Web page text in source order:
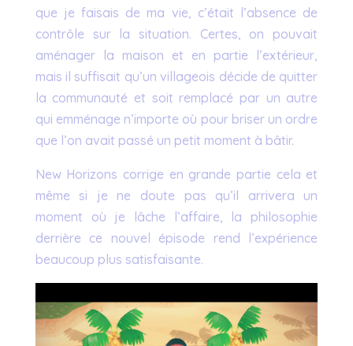
que je faisais de ma vie, c’était l’absence de
contrôle sur la situation. Certes, on pouvait
aménager la maison et en partie l’extérieur,
mais il suffisait qu’un villageois décide de quitter
la communauté et soit remplacé par un autre
qui emménage n’importe où pour briser un ordre
que l’on avait passé un petit moment à bâtir.
New Horizons corrige en grande partie cela et
même si je ne doute pas qu’il arrivera un
moment où je lâche l’affaire, la philosophie
derrière ce nouvel épisode rend l’expérience
beaucoup plus satisfaisante.